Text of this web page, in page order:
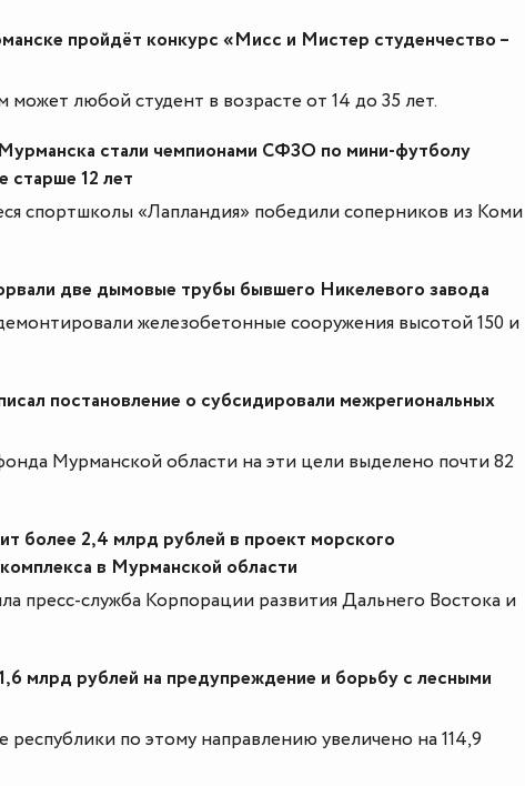
пройдёт конкурс «Мисс и Мистер студенчество –
может любой студент в возрасте от 14 до 35 лет.
стали чемпионами СФЗО по мини-футболу
старше 12 лет
спортшколы «Лапландия» победили соперников из Коми
две дымовые трубы бывшего Никелевого завода
железобетонные сооружения высотой 150 и
постановление о субсидировали межрегиональных
Мурманской области на эти цели выделено почти 82
более 2,4 млрд рублей в проект морского
в Мурманской области
пресс-служба Корпорации развития Дальнего Востока и
млрд рублей на предупреждение и борьбу с лесными
по этому направлению увеличено на 114,9